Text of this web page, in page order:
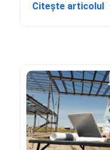
Citește articolul